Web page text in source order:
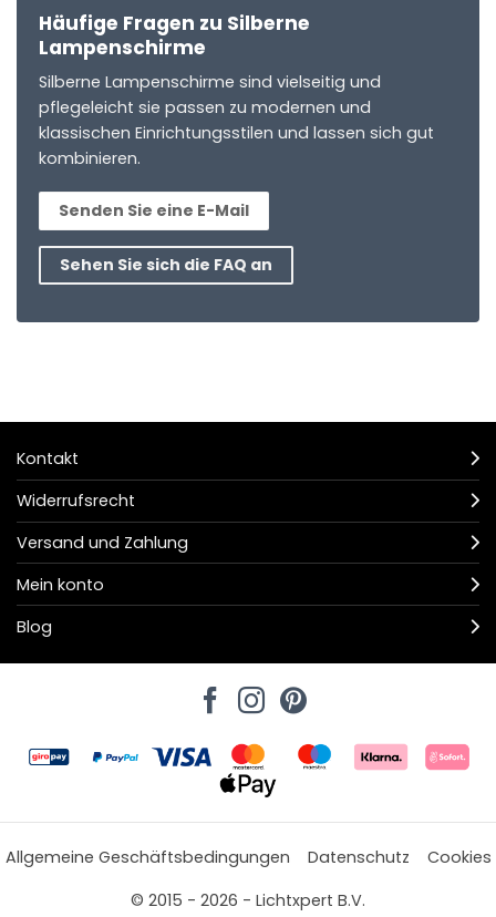
Häufige Fragen zu Silberne
Lampenschirme
Silberne Lampenschirme sind vielseitig und
pflegeleicht sie passen zu modernen und
klassischen Einrichtungsstilen und lassen sich gut
kombinieren.
Senden Sie eine E-Mail
Sehen Sie sich die FAQ an
Kontakt
Widerrufsrecht
Versand und Zahlung
Mein konto
Blog
Allgemeine Geschäftsbedingungen Datenschutz
Cookies
© 2015 - 2026 - Lichtxpert B.V.